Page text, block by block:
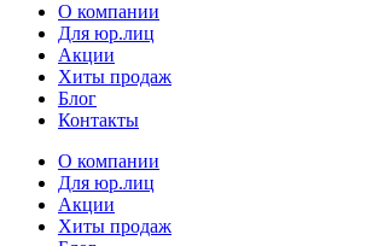
О компании
Для юр.лиц
Акции
Хиты продаж
Блог
Контакты
О компании
Для юр.лиц
Акции
Хиты продаж